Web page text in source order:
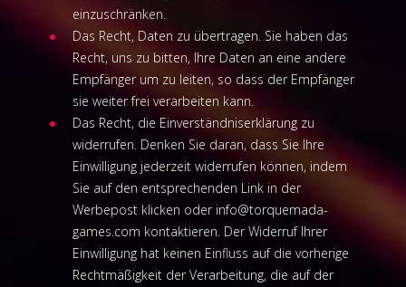
einzuschränken.
Das Recht, Daten zu übertragen. Sie haben das
Recht, uns zu bitten, Ihre Daten an eine andere
Empfänger um zu leiten, so dass der Empfänger
sie weiter frei verarbeiten kann.
Das Recht, die Einverständniserklärung zu
widerrufen. Denken Sie daran, dass Sie Ihre
Einwilligung jederzeit widerrufen können, indem
Sie auf den entsprechenden Link in der
Werbepost klicken oder info@torquemada-
games.com kontaktieren. Der Widerruf Ihrer
Einwilligung hat keinen Einfluss auf die vorherige
Rechtmäßigkeit der Verarbeitung, die auf der